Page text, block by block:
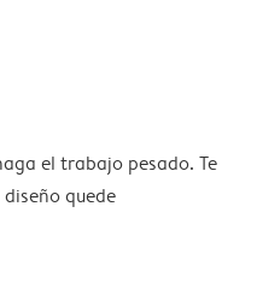
el trabajo pesado. Te
quede